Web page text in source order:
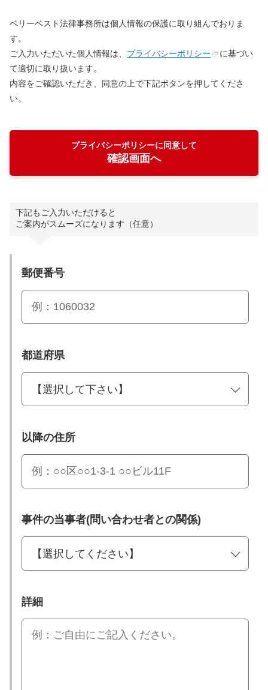
ベリーベスト法律事務所は個人情報の保護に取り組んでおりま
す。
ご入力いただいた個人情報は、 プライバシーポリシー
に基づい
て適切に取り扱います。
内容をご確認いただき、同意の上で下記ボタンを押してくださ
い。
プライバシーポリシーに同意して
確認画面へ
下記もご入力いただけると
ご案内がスムーズになります（任意）
郵便番号
都道府県
以降の住所
事件の当事者(問い合わせ者との関係)
詳細